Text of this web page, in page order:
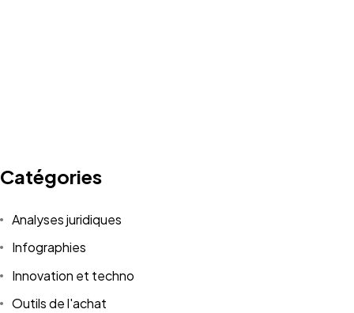
Catégories
Analyses juridiques
Infographies
Innovation et techno
Outils de l'achat